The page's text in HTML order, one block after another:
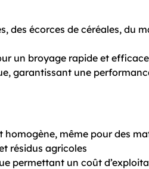
des écorces de céréales, du
un broyage rapide et efficace
garantissant une
même pour des
résidus agricoles
permettant un coût